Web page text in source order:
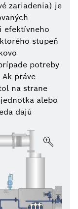
zariadenia) je
efektívneho
stupeň
potreby
práve
na strane
alebo
dajú